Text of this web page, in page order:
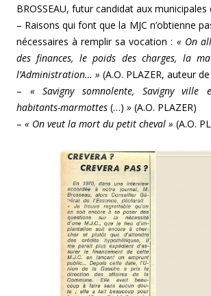
BROSSEAU, futur candidat aux municipales
– Raisons qui font que la MJC n’obtienne
nécessaires à remplir sa vocation : « On
des finances, le poids des charges, la
l’Administration… » (A.O. PLAZER, auteur de
– « Savigny somnolente, Savigny ville
habitants-marmottes (…) » (A.O. PLAZER)
– « On veut la mort du petit cheval » (A.O.